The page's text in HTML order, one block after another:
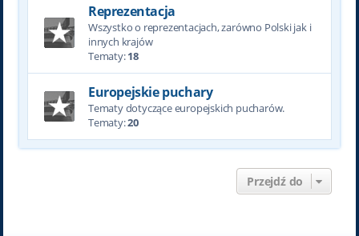
Reprezentacja
Wszystko o reprezentacjach, zarówno Polski jak i
innych krajów
Tematy:18
Europejskie puchary
Tematy dotyczące europejskich pucharów.
Tematy:20
Przejdź do